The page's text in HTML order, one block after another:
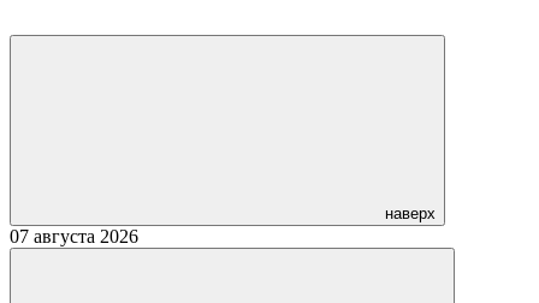
наверх
07 августа 2026